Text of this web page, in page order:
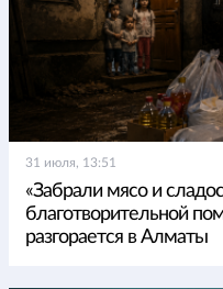
31 июля, 13:51
«Забрали мясо и
благотворительной
разгорается в Алматы